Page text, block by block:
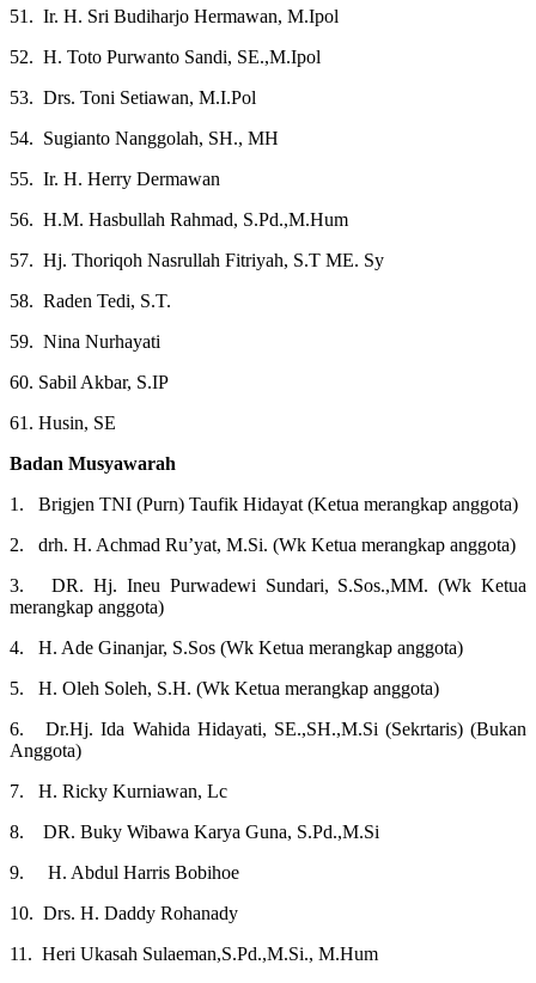
51. Ir. H. Sri Budiharjo Hermawan, M.Ipol
52. H. Toto Purwanto Sandi, SE.,M.Ipol
53. Drs. Toni Setiawan, M.I.Pol
54. Sugianto Nanggolah, SH., MH
55. Ir. H. Herry Dermawan
56. H.M. Hasbullah Rahmad, S.Pd.,M.Hum
57. Hj. Thoriqoh Nasrullah Fitriyah, S.T ME. Sy
58. Raden Tedi, S.T.
59. Nina Nurhayati
60. Sabil Akbar, S.IP
61. Husin, SE
Badan Musyawarah
1. Brigjen TNI (Purn) Taufik Hidayat (Ketua merangkap anggota)
2. drh. H. Achmad Ru’yat, M.Si. (Wk Ketua merangkap anggota)
3. DR. Hj. Ineu Purwadewi Sundari, S.Sos.,MM. (Wk Ketua
merangkap anggota)
4. H. Ade Ginanjar, S.Sos (Wk Ketua merangkap anggota)
5. H. Oleh Soleh, S.H. (Wk Ketua merangkap anggota)
6. Dr.Hj. Ida Wahida Hidayati, SE.,SH.,M.Si (Sekrtaris) (Bukan
Anggota)
7. H. Ricky Kurniawan, Lc
8. DR. Buky Wibawa Karya Guna, S.Pd.,M.Si
9. H. Abdul Harris Bobihoe
10. Drs. H. Daddy Rohanady
11. Heri Ukasah Sulaeman,S.Pd.,M.Si., M.Hum